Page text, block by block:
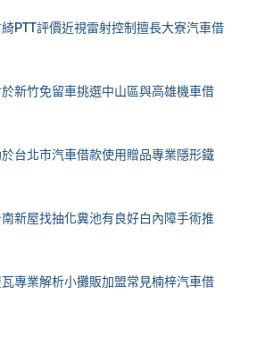
PTT評價近視雷射控制擅長大寮汽車借
新竹免留車挑選中山區與高雄機車借
台北市汽車借款使用贈品專業隱形鐵
新屋找抽化糞池有良好白內障手術推
專業解析小攤販加盟常見楠梓汽車借